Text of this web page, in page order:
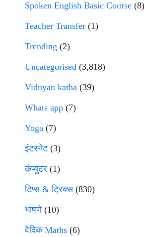
Spoken English Basic Course (8)
Teacher Transfer (1)
Trending (2)
Uncategorised (3,818)
Vidnyan katha (39)
Whats app (7)
Yoga (7)
इंटरनेट(3)
कंप्युटर (1)
टिप्स & ट्रिक्स(830)
भाषणे(10)
वेदिक Maths (6)